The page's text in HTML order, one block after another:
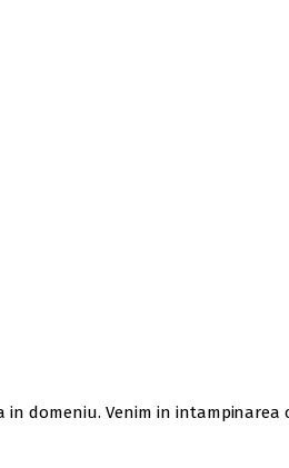
in domeniu. Venim in